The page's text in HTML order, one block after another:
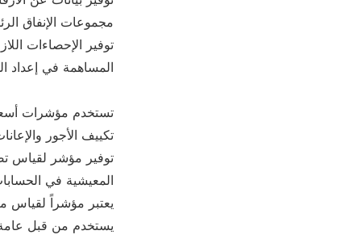
مجموعات الإنفاق
توفير الإحصاءات
المساهمة في إعداد
تستخدم مؤشرات
تكييف الأجور
توفير مؤشر لقياس
المعيشية في
يعتبر مؤشراً لقياس
يستخدم من قبل عامة